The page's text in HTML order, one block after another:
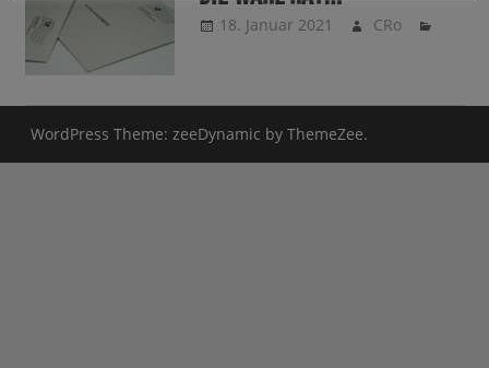
18. Januar 2021 CRo
WordPress Theme: zeeDynamic by ThemeZee.